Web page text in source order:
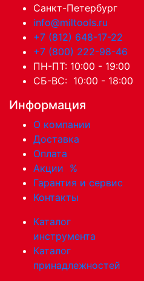
Санкт-Петербург
info@miltools.ru
+7 (812) 648-17-22
+7 (800) 222-98-46
ПН-ПТ: 10:00 - 19:00
СБ-ВС: 10:00 - 18:00
Информация
О компании
Доставка
Оплата
Акции %
Гарантия и сервис
Контакты
Каталог
инструмента
Каталог
принадлежностей